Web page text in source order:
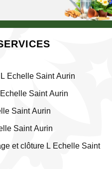
Echelle Saint Aurin
Saint Aurin
Saint Aurin
Saint Aurin
et clôture L Echelle Saint